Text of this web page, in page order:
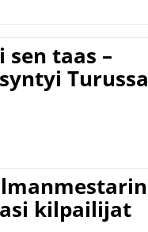
taas –
Turussa
kilpailijat